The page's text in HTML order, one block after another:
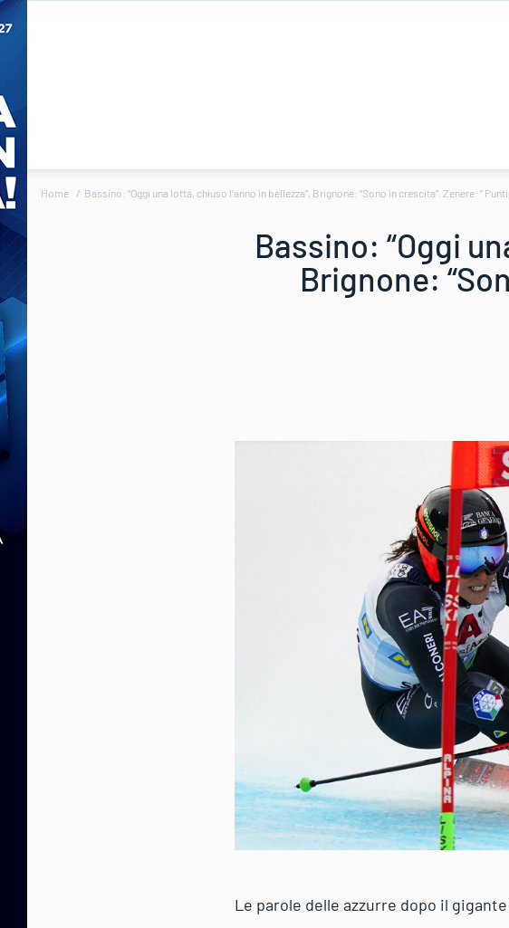
Home Bassino: “Oggi una lotta, chiuso l’anno in bellezza”, Brignone: “Sono in crescita”. Zenere: ”
Bassino: “Oggi
Brignone:
Le parole delle azzurre dopo il